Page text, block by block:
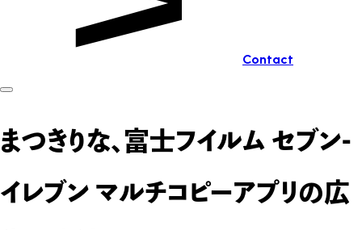
Contact
まつきりな、富士フイルム セブン-
イレブン マルチコピーアプリの広